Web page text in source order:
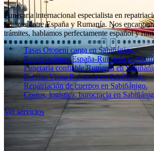
Funeraria internacional especialista en
cenizas entre España y Rumanía. Nos
trámites, hablamos perfectamente español y
Tasas Otopeni carga en Sabiñánigo.
Repatriaciones España-Rumanía en
Funeraria confiable Rumanía en
Escalas Viena Rumanía en Sabiñánigo.
Repatriación de cuerpos en Sabiñánigo.
Costos, logística, burocracia en
Ver servicios